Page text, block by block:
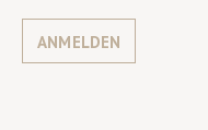
ANMELDEN